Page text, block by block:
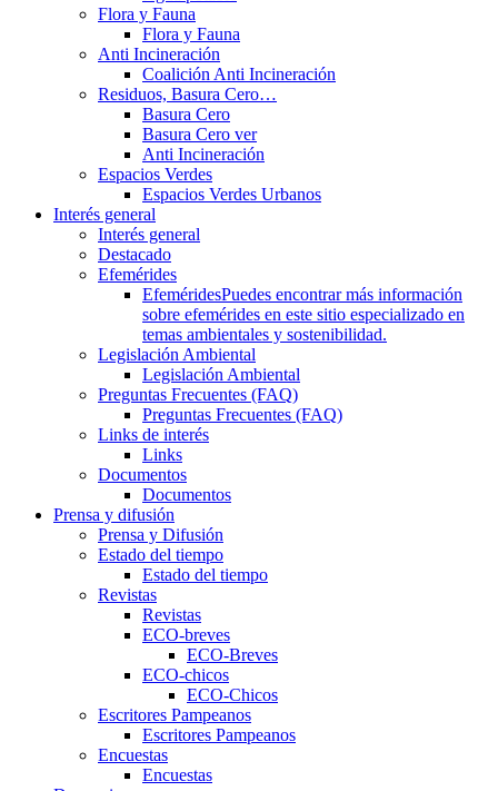
Flora y Fauna
Flora y Fauna
Anti Incineración
Coalición Anti Incineración
Residuos, Basura Cero…
Basura Cero
Basura Cero ver
Anti Incineración
Espacios Verdes
Espacios Verdes Urbanos
Interés general
Interés general
Destacado
Efemérides
EfeméridesPuedes encontrar más información
sobre efemérides en este sitio especializado en
temas ambientales y sostenibilidad.
Legislación Ambiental
Legislación Ambiental
Preguntas Frecuentes (FAQ)
Preguntas Frecuentes (FAQ)
Links de interés
Links
Documentos
Documentos
Prensa y difusión
Prensa y Difusión
Estado del tiempo
Estado del tiempo
Revistas
Revistas
ECO-breves
ECO-Breves
ECO-chicos
ECO-Chicos
Escritores Pampeanos
Escritores Pampeanos
Encuestas
Encuestas